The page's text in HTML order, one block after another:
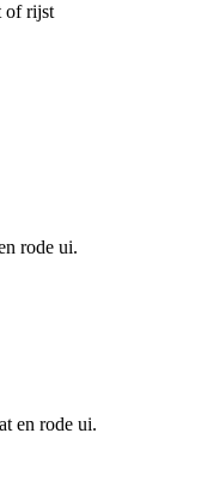
of rijst
rode ui.
en rode ui.